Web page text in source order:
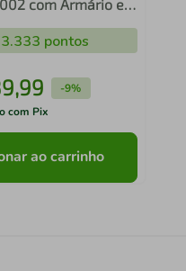
com Armário e
pontos
,99 -9%
com Pix
ao carrinho